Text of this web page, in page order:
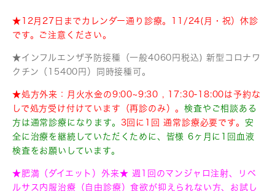
★12月27日までカレンダー通り診療。11/24(月・祝）休診
です。ご注意ください。
★インフルエンザ予防接種（一般4060円税込) 新型コロナワ
クチン（15400円）同時接種可。
★処方外来：月火水金の9:00~9:30 , 17:30-18:00は予約な
しで処方受け付けています（再診のみ）。検査やご相談ある
方は通常診療になります。 3回に1回 通常診療必要です。 安
全に治療を継続していただくために、皆様 6ヶ月に1回血液
検査をお願いしています。
★肥満（ダイエット）外来★ 週1回のマンジャロ注射、リベ
ルサス内服治療（自由診療）食欲が抑えられない方、お試し